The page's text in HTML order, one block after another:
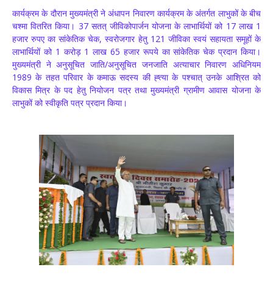
कार्यक्रम के दौरान मुख्यमंत्री ने अंधापन निवारण कार्यक्रम के अंतर्गत लाभुकों के बीच
चश्मा वितरित किया। 37 सतत् जीविकोपार्जन योजना के लाभार्थियों को 17 लाख 1
हजार रुपए का सांकेतिक चेक, स्वरोजगार हेतु 121 जीविका स्वयं सहायता समूहों के
लाभार्थियों को 1 करोड़ 1 लाख 65 हजार रूपये का सांकेतिक चेक प्रदान किया।
मुख्यमंत्री ने अनुसूचित जाति/अनुसूचित जनजाति अत्याचार निवारण अधिनियम
1989 के तहत परिवार के कमाऊ सदस्य की ह्त्या के पश्चात् उनके आश्रित को
विकास मित्र के पद हेतु नियोजन पत्र तथा मुख्यमंत्री ग्रामीण आवास योजना के
लाभुकों को स्वीकृति पत्र प्रदान किया।